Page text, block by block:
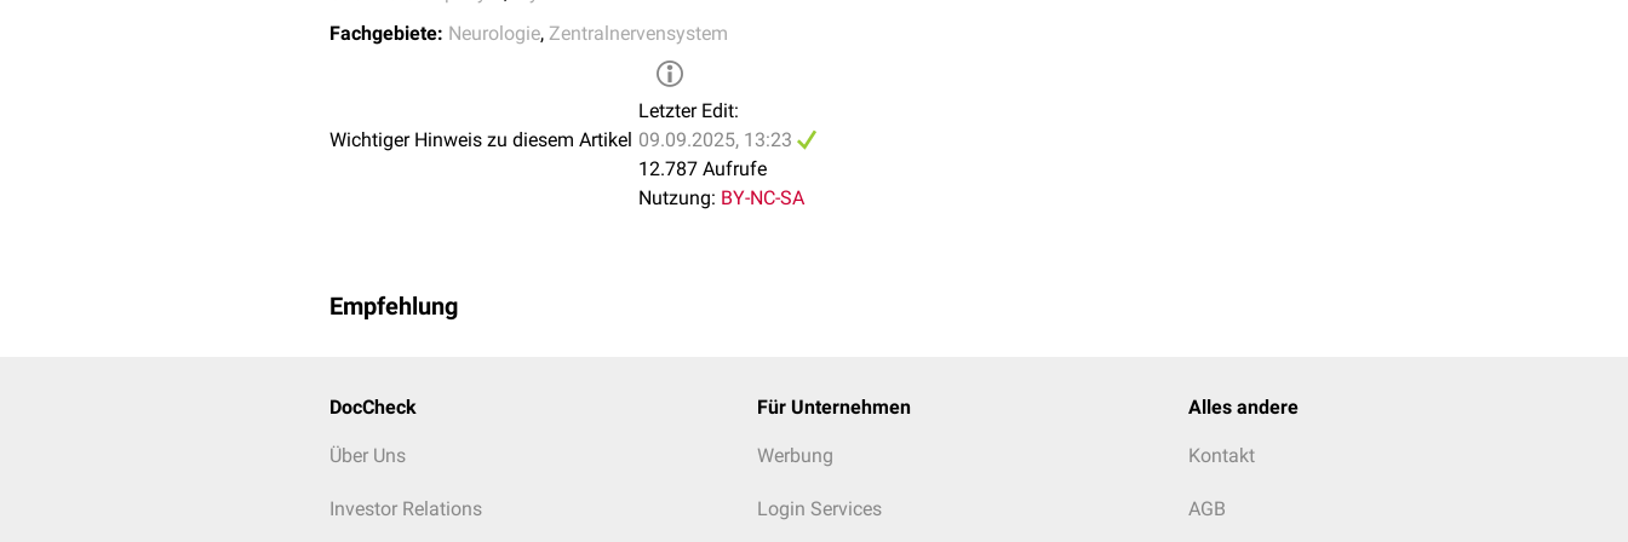
Fachgebiete: Neurologie, Zentralnervensystem
Wichtiger Hinweis zu diesem Artikel
Letzter Edit:
09.09.2025, 13:23
12.787 Aufrufe
Nutzung: BY-NC-SA
Empfehlung
DocCheck
Über Uns
Investor Relations
Für Unternehmen
Werbung
Login Services
Alles andere
Kontakt
AGB